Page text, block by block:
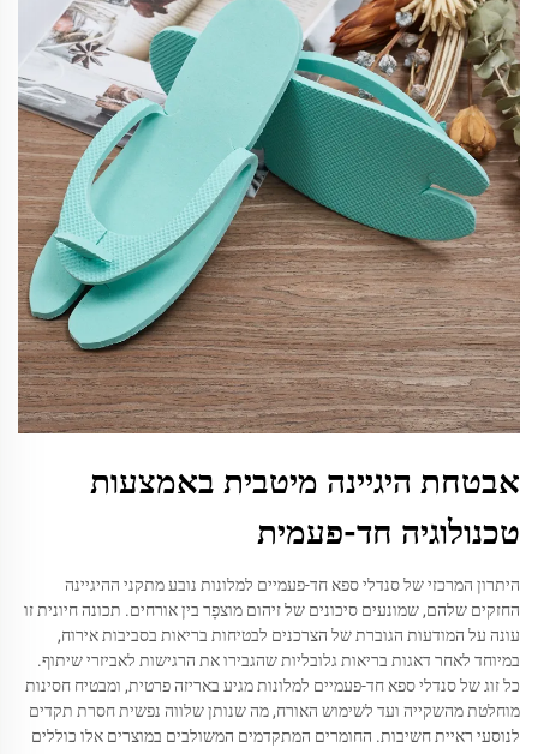
אבטחת היגיינה מיטבית באמצעות
טכנולוגיה חד-פעמית
היתרון המרכזי של סנדלי ספא חד-פעמיים למלונות נובע מתקני ההיגיינה
החזקים שלהם, שמונעים סיכונים של זיהום מוצפָר בין אורחים. תכונה חיונית זו
עונה על המודעות הגוברת של הצרכנים לבטיחות בריאות בסביבות אירוח,
במיוחד לאחר דאגות בריאות גלובליות שהגבירו את הרגישות לאביזרי שיתוף.
כל זוג של סנדלי ספא חד-פעמיים למלונות מגיע באריזה פרטית, ומבטיח חסינות
מוחלטת מהשקייה ועד לשימוש האורח, מה שנותן שלווה נפשית חסרת תקדים
לנוסעי ראיית חשיבות. החומרים המתקדמים המשולבים במוצרים אלו כוללים